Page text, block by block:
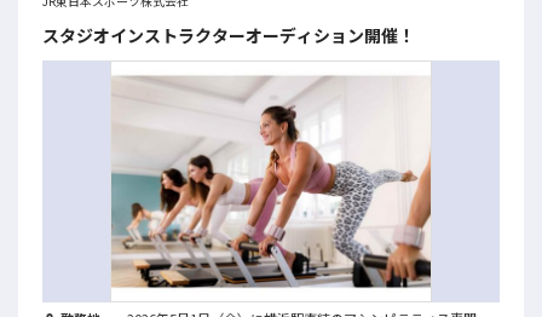
スタジオインストラクターオーディション開催！